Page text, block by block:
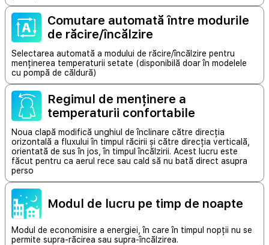
Comutare automată între modurile
de răcire/încălzire
Selectarea automată a modului de răcire/încălzire pentru
menținerea temperaturii setate (disponibilă doar în modelele
cu pompă de căldură)
Regimul de menținere a
temperaturii confortabile
Noua clapă modifică unghiul de înclinare către direcția
orizontală a fluxului în timpul răcirii și către direcția verticală,
orientată de sus în jos, în timpul încălzirii. Acest lucru este
făcut pentru ca aerul rece sau cald să nu bată direct asupra
perso
Modul de lucru pe timp de noapte
Modul de economisire a energiei, în care în timpul nopții nu se
permite supra-răcirea sau supra-încălzirea.